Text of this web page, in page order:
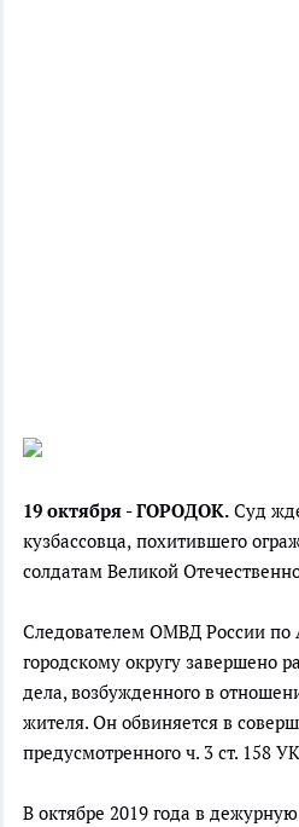
19 октября - ГОРОДОК. Суд
кузбассовца, похитившего
солдатам Великой
Следователем ОМВД России
городскому округу завершено
дела, возбужденного в
жителя. Он обвиняется в
предусмотренного ч. 3 ст. 158
В октябре 2019 года в